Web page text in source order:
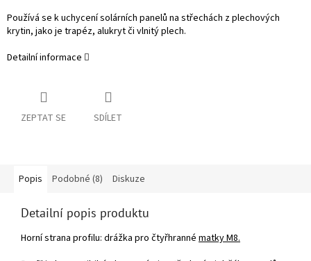
Používá se k uchycení solárních panelů na střechách z plechových
krytin, jako je trapéz, alukryt či vlnitý plech.
Detailní informace
ZEPTAT SE SDÍLET
Popis Podobné (8) Diskuze
Detailní popis produktu
Horní strana profilu: drážka pro čtyřhranné matky M8.